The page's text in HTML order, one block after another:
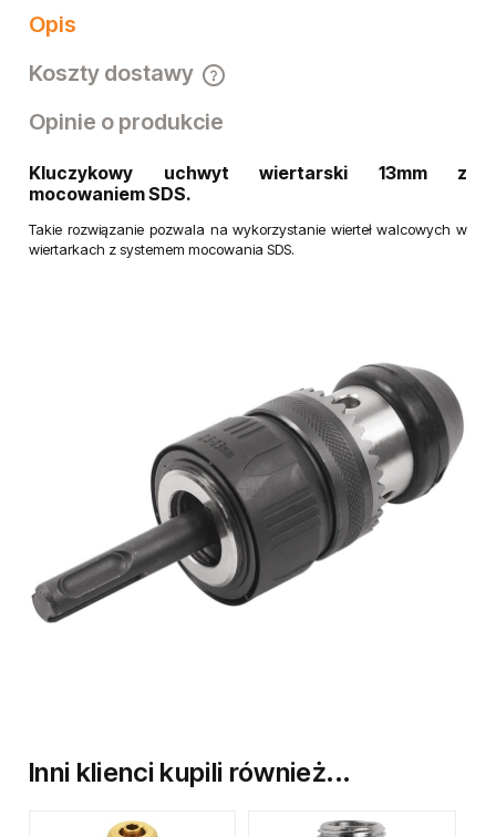
Opis
Koszty dostawy
Cena nie zawiera ewentualnych kosztów płatności
Opinie o produkcie
Kluczykowy uchwyt wiertarski 13mm z
mocowaniem SDS.
Takie rozwiązanie pozwala na wykorzystanie wierteł walcowych w
wiertarkach z systemem mocowania SDS.
Inni klienci kupili również...